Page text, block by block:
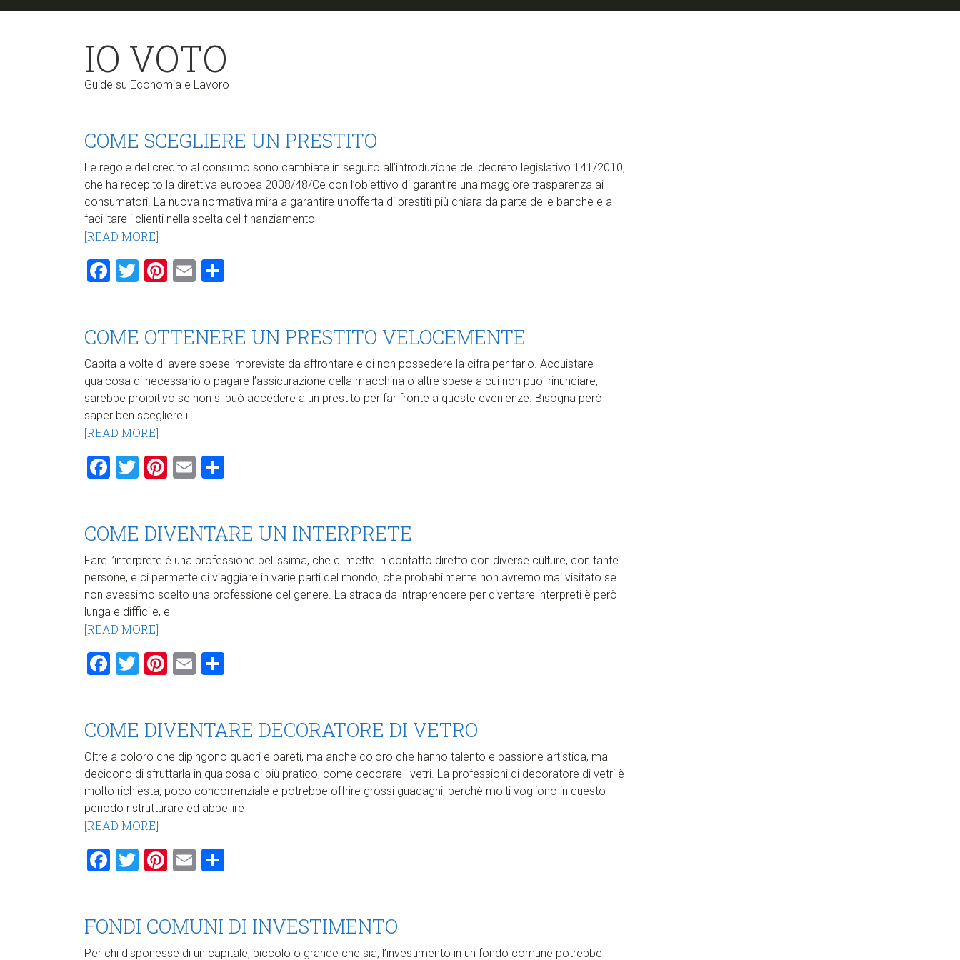
Skip
Skip
IO VOTO
Guide su Economia e Lavoro
COME SCEGLIERE UN PRESTITO
Le regole del credito al consumo sono cambiate in seguito all’introduzione del decreto legislativo 141/2010,
che ha recepito la direttiva europea 2008/48/Ce con l’obiettivo di garantire una maggiore trasparenza ai
consumatori. La nuova normativa mira a garantire un’offerta di prestiti più chiara da parte delle banche e a
facilitare i clienti nella scelta del finanziamento
[READ MORE]
Facebook
Twitter
Pinterest
Email
COME OTTENERE UN PRESTITO VELOCEMENTE
Capita a volte di avere spese impreviste da affrontare e di non possedere la cifra per farlo. Acquistare
qualcosa di necessario o pagare l’assicurazione della macchina o altre spese a cui non puoi rinunciare,
sarebbe proibitivo se non si può accedere a un prestito per far fronte a queste evenienze. Bisogna però
saper ben scegliere il
[READ MORE]
Facebook
Twitter
Pinterest
Email
COME DIVENTARE UN INTERPRETE
Fare l’interprete è una professione bellissima, che ci mette in contatto diretto con diverse culture, con tante
persone, e ci permette di viaggiare in varie parti del mondo, che probabilmente non avremo mai visitato se
non avessimo scelto una professione del genere. La strada da intraprendere per diventare interpreti è però
lunga e difficile, e
[READ MORE]
Facebook
Twitter
Pinterest
Email
COME DIVENTARE DECORATORE DI VETRO
Oltre a coloro che dipingono quadri e pareti, ma anche coloro che hanno talento e passione artistica, ma
decidono di sfruttarla in qualcosa di più pratico, come decorare i vetri. La professioni di decoratore di vetri è
molto richiesta, poco concorrenziale e potrebbe offrire grossi guadagni, perchè molti vogliono in questo
periodo ristrutturare ed abbellire
[READ MORE]
Facebook
Twitter
Pinterest
Email
FONDI COMUNI DI INVESTIMENTO
Per chi disponesse di un capitale, piccolo o grande che sia, l’investimento in un fondo comune potrebbe